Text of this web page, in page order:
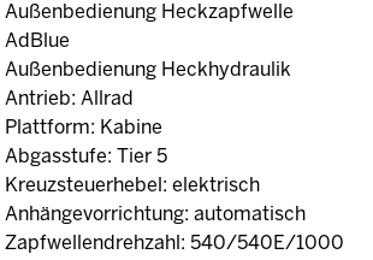
Außenbedienung Heckzapfwelle
AdBlue
Außenbedienung Heckhydraulik
Antrieb: Allrad
Plattform: Kabine
Abgasstufe: Tier 5
Kreuzsteuerhebel: elektrisch
Anhängevorrichtung: automatisch
Zapfwellendrehzahl: 540/540E/1000